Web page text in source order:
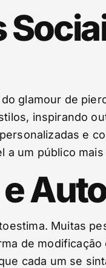
glamour de
inspirando
e
a um público mais
Muitas
de
cada um se